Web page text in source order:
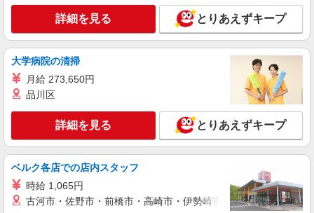
残業代支給 ★交通費別途支給（規定あり） ゜
+゜・。○。・゜+゜・。○。・゜+゜ 入社祝い金10
万円支給(規定有) お友達を紹介頂くと, インセンテ
ィブ支給(規定有) ★月2回払い・週払い可能（規程
有）★ ゜・。○。・゜+゜・。○。・゜+゜
熊本県熊本市中央区
キープ 詳細を見る
派遣社員
【楽天モバイル】の店舗スタッフ
月給：245250円〜319150円 ＋賞与年2回＋イ
ンセンティブ ※経験・能力による ※残業代支給
★交通費別途支給（規定あり） ゜+゜・。○。・゜
+゜・。○。・゜+゜ 入社祝い金10万円支給(規定
有) ゜・。○。・゜+゜・。○。・゜+゜
熊本県熊本市中央区の楽天モバイルショップ
キープ 詳細を見る
詳細を見る とりあえずキープ
大学病院の清掃
月給 273,650円
品川区
詳細を見る とりあえずキープ
ベルク各店での店内スタッフ
時給 1,065円
古河市・佐野市・前橋市・高崎市・伊勢崎市・太田市・館林市